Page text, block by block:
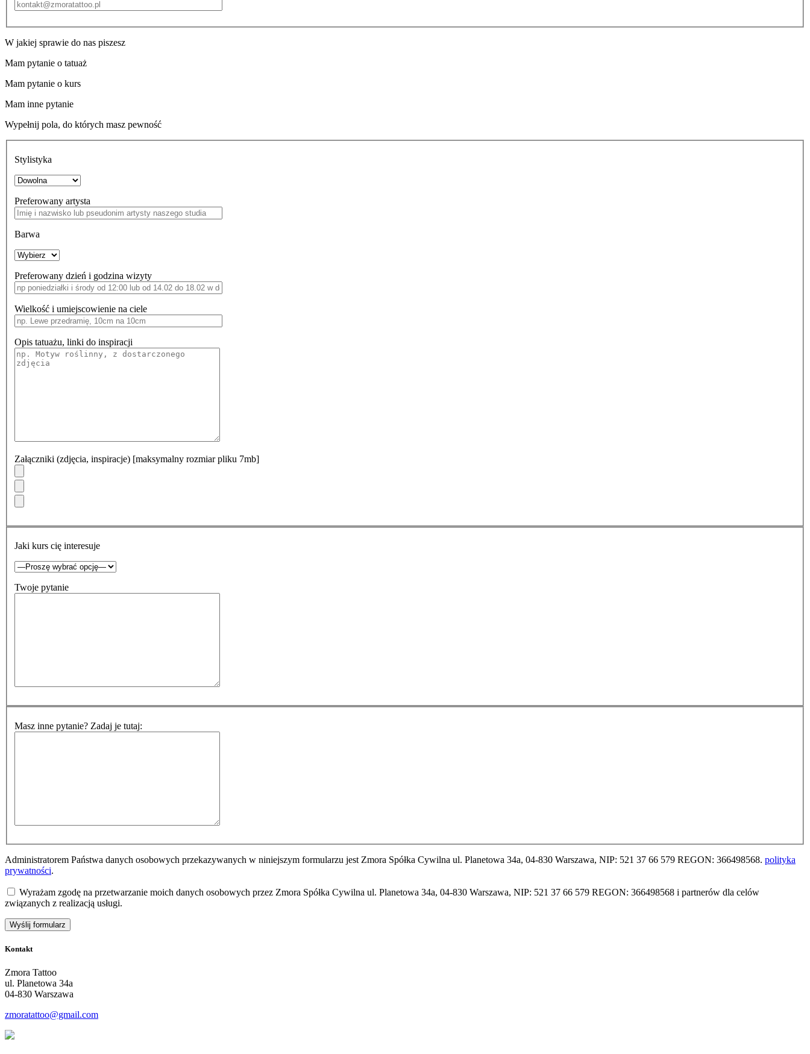
W jakiej sprawie do nas piszesz
Mam pytanie o tatuaż
Mam pytanie o kurs
Mam inne pytanie
Wypełnij pola, do których masz pewność
Stylistyka
Preferowany artysta
Barwa
Preferowany dzień i godzina wizyty
Wielkość i umiejscowienie na ciele
Opis tatuażu, linki do inspiracji
Załączniki (zdjęcia, inspiracje) [maksymalny rozmiar pliku 7mb]
Jaki kurs cię interesuje
Twoje pytanie
Masz inne pytanie? Zadaj je tutaj:
Administratorem Państwa danych osobowych przekazywanych w niniejszym formularzu jest Zmora Spółka Cywilna ul. Planetowa 34a, 04-830 Warszawa, NIP: 521 37 66 579 REGON: 366498568. polityka
prywatności.
Wyrażam zgodę na przetwarzanie moich danych osobowych przez Zmora Spółka Cywilna ul. Planetowa 34a, 04-830 Warszawa, NIP: 521 37 66 579 REGON: 366498568 i partnerów dla celów
związanych z realizacją usługi.
Kontakt
Zmora Tattoo
ul. Planetowa 34a
04-830 Warszawa
zmoratattoo@gmail.com